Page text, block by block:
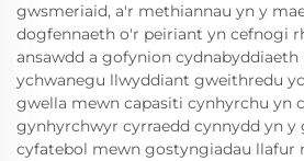
gwsmeriaid, a'r methiannau yn y
dogfennaeth o'r peiriant yn cefnogi
ansawdd a gofynion
ychwanegu llwyddiant gweithredu
gwella mewn capasiti cynhyrchu yn
gynhyrchwyr cyrraedd cynnydd yn y
cyfatebol mewn gostyngiadau llafur